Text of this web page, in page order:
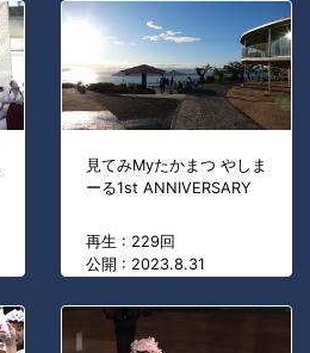
見てみMyたかまつ やしま
ーる1st ANNIVERSARY
再生 : 229回
公開 : 2023.8.31